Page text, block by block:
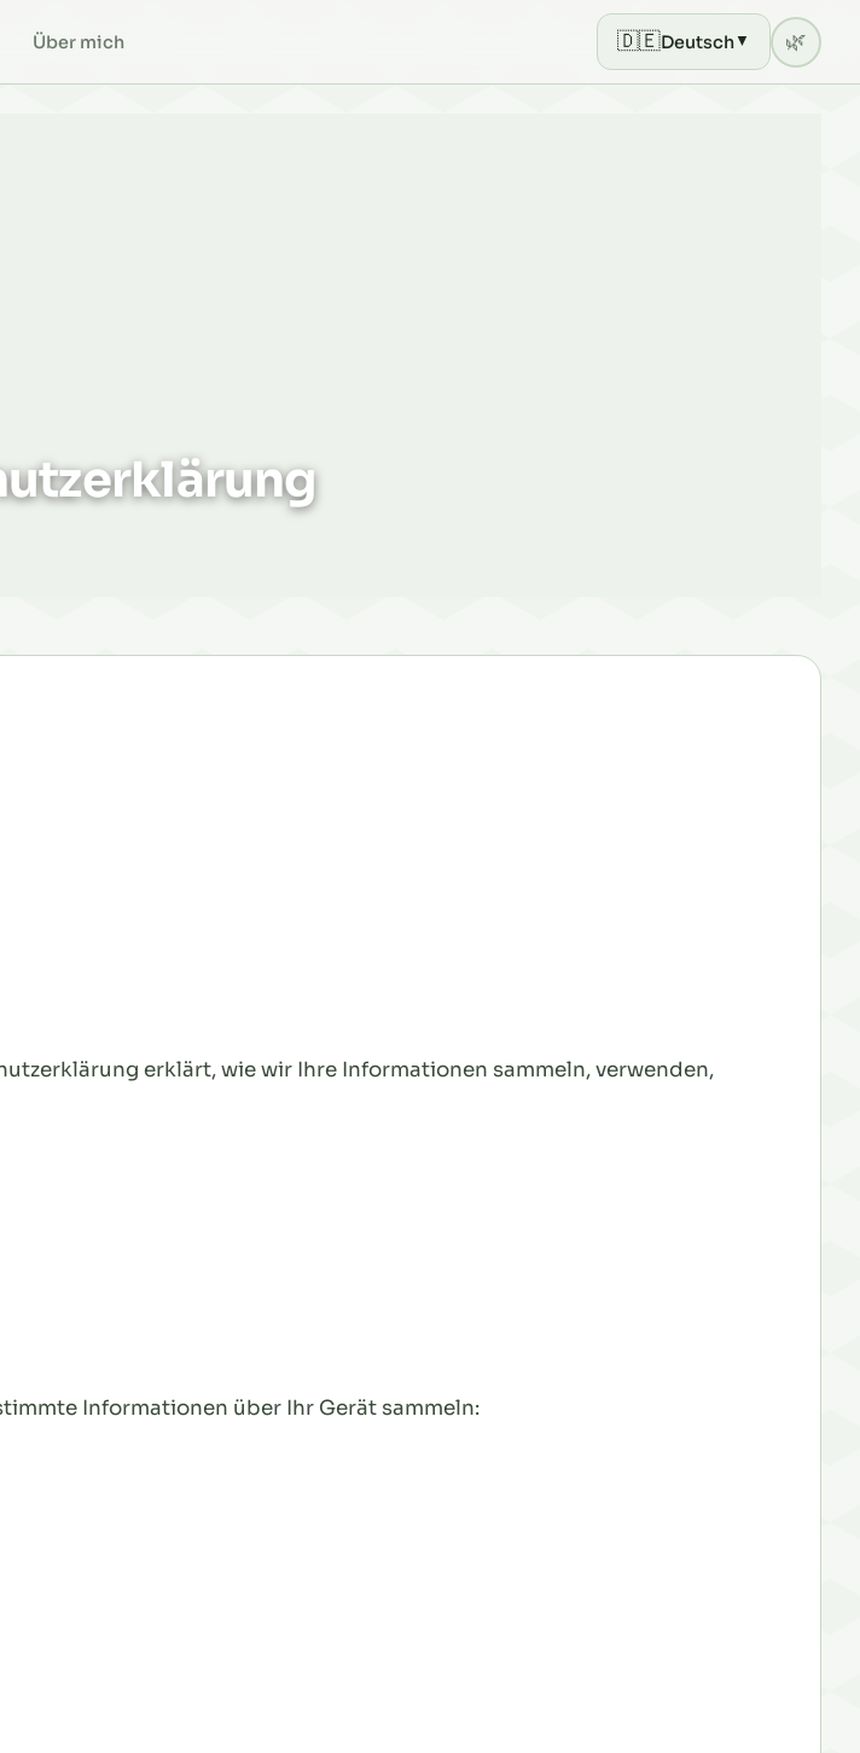
Über mich 🇩🇪Deutsch▼ 🌿
Current theme: light mode
erklärt, wie wir Ihre Informationen sammeln, verwenden,
Informationen über Ihr Gerät sammeln: